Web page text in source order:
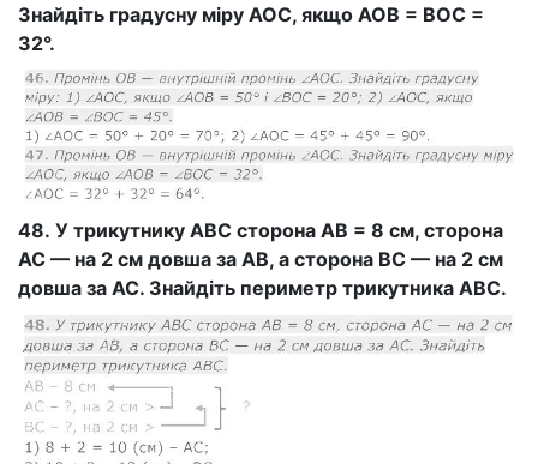
Знайдіть градусну міру АОС, якщо АОВ = ВОС =
32°.
48. У трикутнику ABC сторона АВ = 8 см, сторона
АС — на 2 см довша за АВ, а сторона ВС — на 2 см
довша за АС. Знайдіть периметр трикутника ABC.